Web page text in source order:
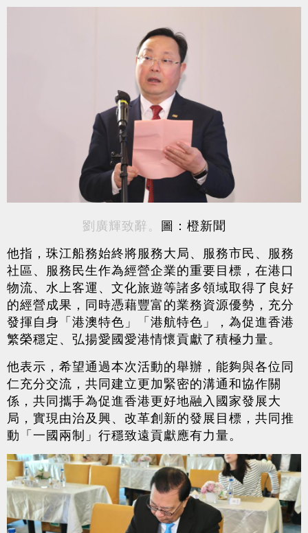
劉廣輝致辭。 圖：橙新聞
他指，珠江船務始終將服務大局、服務市民、服務
社區、服務民生作為經營企業的重要目標，在港口
物流、水上客運、文化旅遊等諸多領域取得了良好
的經營成果，同時憑藉豐富的業務資源優勢，充分
發揮自身「港澳特色」「港航特色」，為促進香港
繁榮穩定、弘揚愛國愛港情懷貢獻了積極力量。
他表示，希望通過本次活動的舉辦，能夠與各位同
仁充分交流，共同建立更加緊密的溝通和協作關
係，共同攜手為促進香港更好地融入國家發展大
局，實現由治及興、改革創新的發展目標，共同推
動「一國兩制」行穩致遠貢獻應有力量。